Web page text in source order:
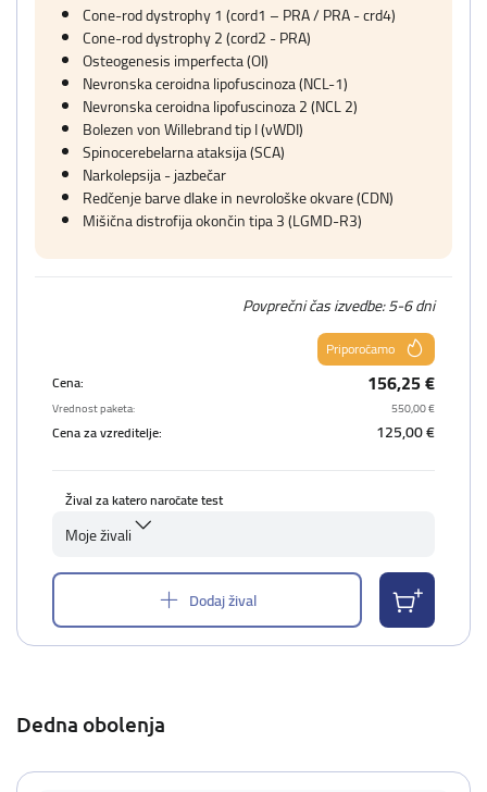
Cone-rod dystrophy 1 (cord1 – PRA / PRA - crd4)
Cone-rod dystrophy 2 (cord2 - PRA)
Osteogenesis imperfecta (OI)
Nevronska ceroidna lipofuscinoza (NCL-1)
Nevronska ceroidna lipofuscinoza 2 (NCL 2)
Bolezen von Willebrand tip I (vWDI)
Spinocerebelarna ataksija (SCA)
Narkolepsija - jazbečar
Redčenje barve dlake in nevrološke okvare (CDN)
Mišična distrofija okončin tipa 3 (LGMD-R3)
Povprečni čas izvedbe: 5-6 dni
Priporočamo
Cena:
156,25 €
Vrednost paketa: 550,00 €
Cena za vzreditelje: 125,00 €
Žival za katero naročate test
Moje živali
Dodaj žival
Dedna obolenja